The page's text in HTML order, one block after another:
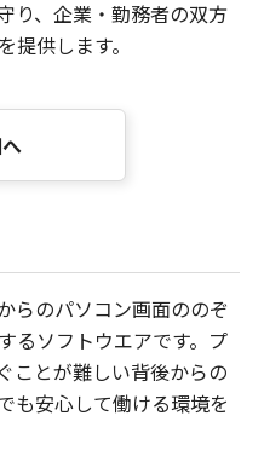
り、企業・勤務者の双方
提供します。
らのパソコン画面ののぞ
るソフトウエアです。プ
ことが難しい背後からの
も安心して働ける環境を